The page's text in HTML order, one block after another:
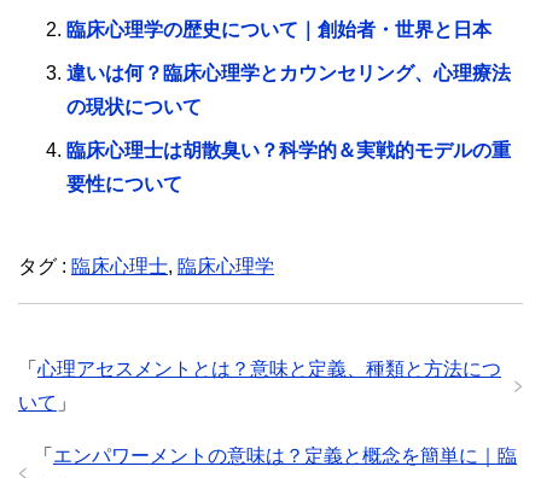
臨床心理学の歴史について｜創始者・世界と日本
違いは何？臨床心理学とカウンセリング、心理療法
の現状について
臨床心理士は胡散臭い？科学的＆実戦的モデルの重
要性について
タグ : 臨床心理士, 臨床心理学
「 心理アセスメントとは？意味と定義、種類と方法につ
いて 」
「 エンパワーメントの意味は？定義と概念を簡単に｜臨